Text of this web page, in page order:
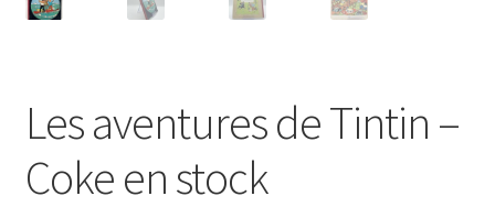
Les aventures de Tintin –
Coke en stock